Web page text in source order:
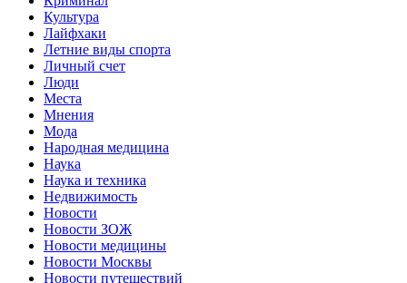
Культура
Лайфхаки
Летние виды спорта
Личный счет
Люди
Места
Мнения
Мода
Народная медицина
Наука
Наука и техника
Недвижимость
Новости
Новости ЗОЖ
Новости медицины
Новости Москвы
Новости путешествий